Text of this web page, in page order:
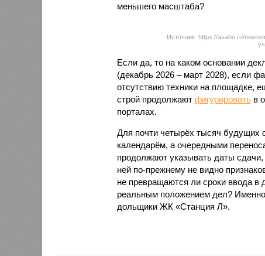
меньшего масштаба?
Источник: https://avaho.ru/
Если да, то на каком основании
(декабрь 2026 – март 2028), если
отсутствию техники на площадке,
строй продолжают фигурироватьв
порталах.
Для почти четырёх тысяч будущих
календарём, а очередными
продолжают указывать даты
ней по-прежнему не видно
не превращаются ли сроки ввода в
реальным положением дел? Именно
дольщики ЖК «Станция Л».